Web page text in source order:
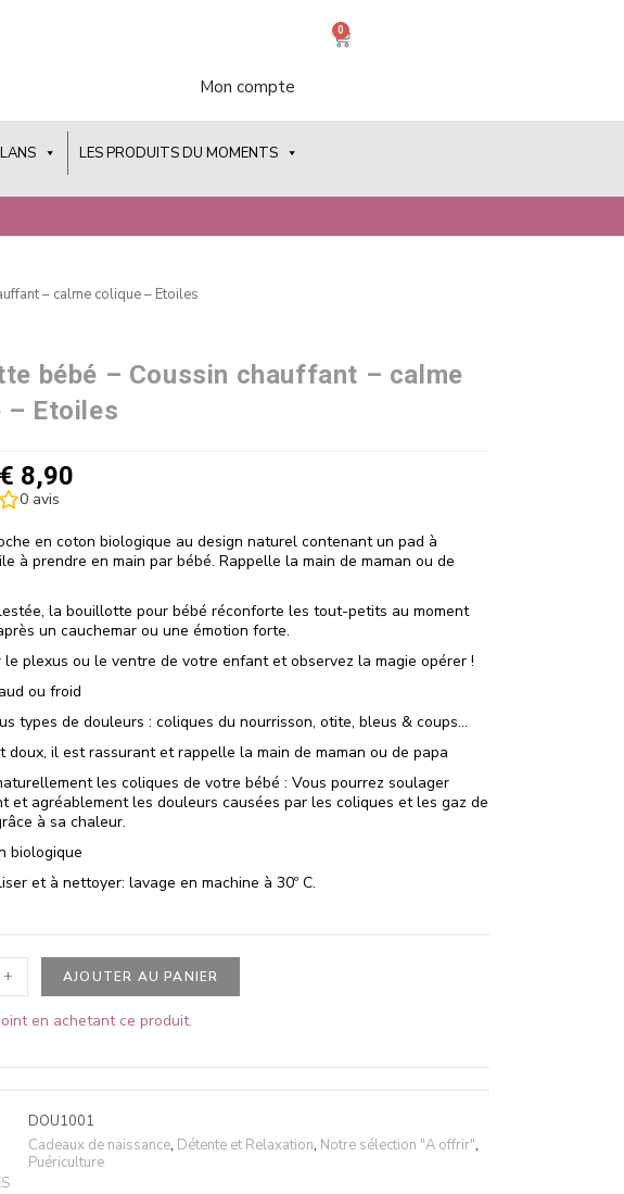
Mon compte
0
LES PRODUITS DU MOMENTS
– calme colique – Etoiles
bébé – Coussin chauffant – calme
– Etoiles
€ 8,90
0avis
en coton biologique au design naturel contenant un pad à
à prendre en main par bébé. Rappelle la main de maman ou de
la bouillotte pour bébé réconforte les tout-petits au moment
un cauchemar ou une émotion forte.
le plexus ou le ventre de votre enfant et observez la magie opérer !
ou froid
types de douleurs : coliques du nourrisson, otite, bleus & coups…
doux, il est rassurant et rappelle la main de maman ou de papa
les coliques de votre bébé : Vous pourrez soulager
et agréablement les douleurs causées par les coliques et les gaz de
à sa chaleur.
biologique
et à nettoyer: lavage en machine à 30º C.
+ AJOUTER AU PANIER
en achetant ce produit.
DOU1001
Cadeaux de naissance, Détente et Relaxation, Notre sélection "A offrir",
Puériculture